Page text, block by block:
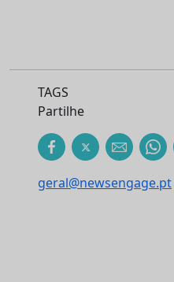
TAGS
Partilhe
geral@newsengage.pt